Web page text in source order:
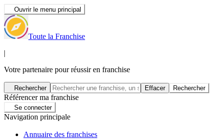
Ouvrir le menu principal
Toute la Franchise
|
Votre partenaire pour réussir en franchise
Rechercher Effacer Rechercher
Référencer ma franchise
Se connecter
Navigation principale
Annuaire des franchises